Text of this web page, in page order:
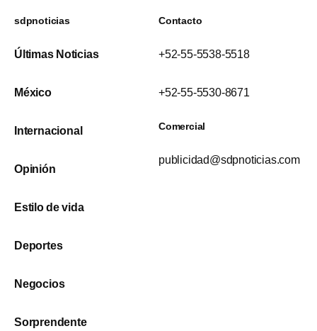
sdpnoticias
Últimas Noticias
México
Internacional
Opinión
Estilo de vida
Deportes
Negocios
Sorprendente
Contacto
+52-55-5538-5518
+52-55-5530-8671
Comercial
publicidad@sdpnoticias.com